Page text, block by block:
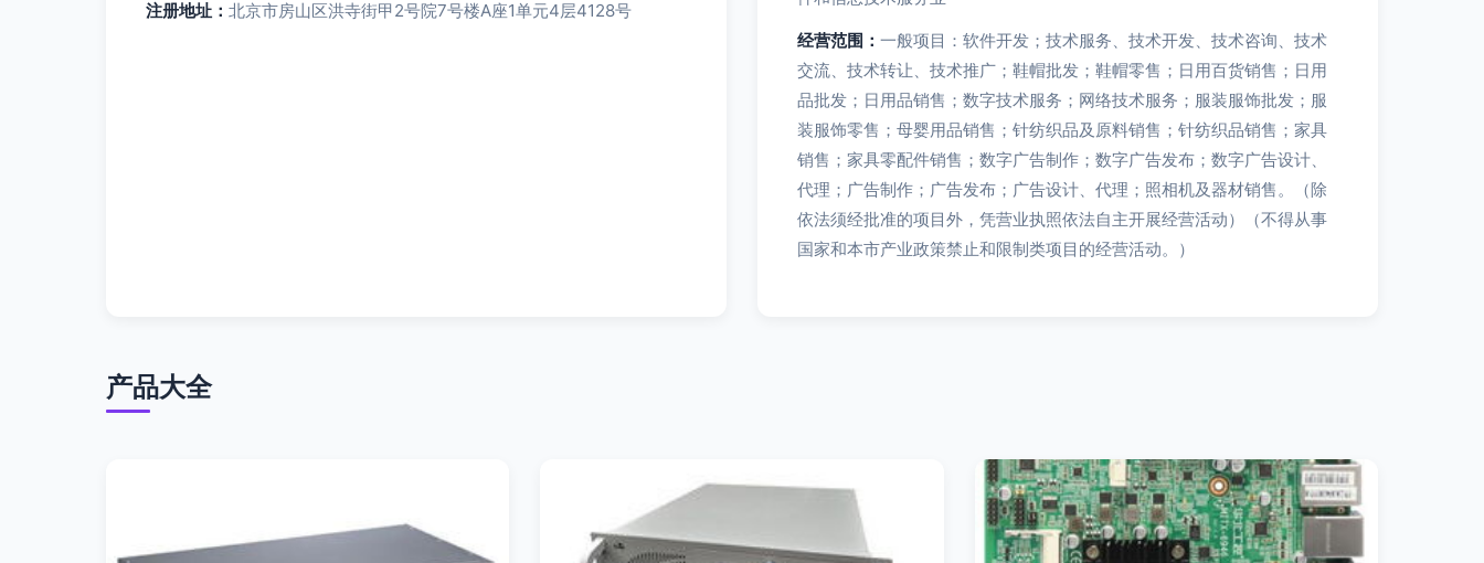
注册地址： 北京市房山区洪寺街甲2号院7号楼A座1单元4层4128号
经营范围： 一般项目：软件开发；技术服务、技术开发、技术咨询、技术
交流、技术转让、技术推广；鞋帽批发；鞋帽零售；日用百货销售；日用
品批发；日用品销售；数字技术服务；网络技术服务；服装服饰批发；服
装服饰零售；母婴用品销售；针纺织品及原料销售；针纺织品销售；家具
销售；家具零配件销售；数字广告制作；数字广告发布；数字广告设计、
代理；广告制作；广告发布；广告设计、代理；照相机及器材销售。（除
依法须经批准的项目外，凭营业执照依法自主开展经营活动）（不得从事
国家和本市产业政策禁止和限制类项目的经营活动。）
产品大全